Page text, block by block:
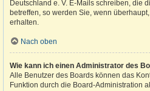
Deutschland e. V. E-Mails schreiben, die
betreffen, so werden Sie, wenn
erhalten.
Nach oben
Wie kann ich einen Administrator des
Alle Benutzer des Boards können das
Funktion durch die Board-Administration